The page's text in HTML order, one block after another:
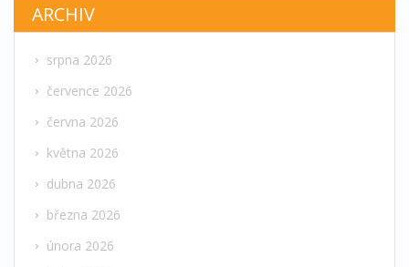
ARCHIV
srpna 2026
července 2026
června 2026
května 2026
dubna 2026
března 2026
února 2026